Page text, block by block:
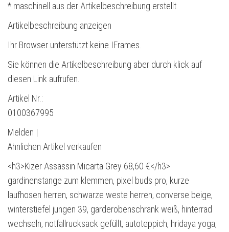
* maschinell aus der Artikelbeschreibung erstellt
Artikelbeschreibung anzeigen
Ihr Browser unterstützt keine IFrames.
Sie können die Artikelbeschreibung aber durch klick auf
diesen Link aufrufen.
Artikel Nr.:
0100367995
Melden |
Ähnlichen Artikel verkaufen
<h3>Kizer Assassin Micarta Grey 68,60 €</h3>
gardinenstange zum klemmen, pixel buds pro, kurze
laufhosen herren, schwarze weste herren, converse beige,
winterstiefel jungen 39, garderobenschrank weiß, hinterrad
wechseln, notfallrucksack gefüllt, autoteppich, hridaya yoga,